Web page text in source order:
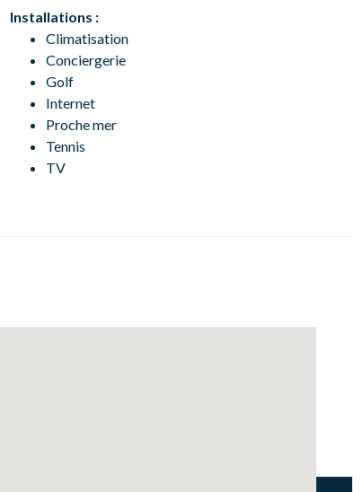
Installations :
Climatisation
Conciergerie
Golf
Internet
Proche mer
Tennis
TV